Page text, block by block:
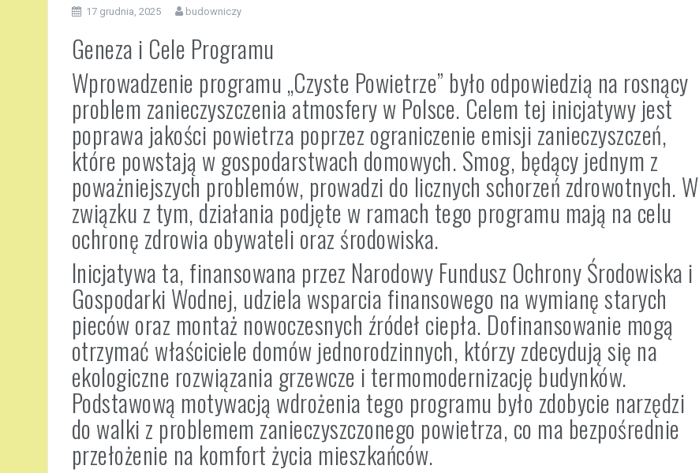
17 grudnia, 2025 budowniczy
Geneza i Cele Programu
Wprowadzenie programu „Czyste Powietrze” było odpowiedzią na rosnący
problem zanieczyszczenia atmosfery w Polsce. Celem tej inicjatywy jest
poprawa jakości powietrza poprzez ograniczenie emisji zanieczyszczeń,
które powstają w gospodarstwach domowych. Smog, będący jednym z
poważniejszych problemów, prowadzi do licznych schorzeń zdrowotnych. W
związku z tym, działania podjęte w ramach tego programu mają na celu
ochronę zdrowia obywateli oraz środowiska.
Inicjatywa ta, finansowana przez Narodowy Fundusz Ochrony Środowiska i
Gospodarki Wodnej, udziela wsparcia finansowego na wymianę starych
pieców oraz montaż nowoczesnych źródeł ciepła. Dofinansowanie mogą
otrzymać właściciele domów jednorodzinnych, którzy zdecydują się na
ekologiczne rozwiązania grzewcze i termomodernizację budynków.
Podstawową motywacją wdrożenia tego programu było zdobycie narzędzi
do walki z problemem zanieczyszczonego powietrza, co ma bezpośrednie
przełożenie na komfort życia mieszkańców.